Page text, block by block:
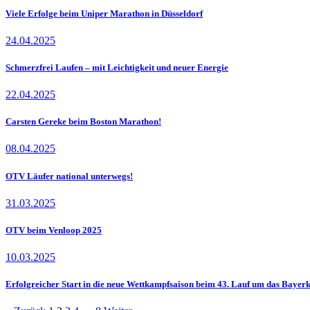
Viele Erfolge beim Uniper Marathon in Düsseldorf
24.04.2025
Schmerzfrei Laufen – mit Leichtigkeit und neuer Energie
22.04.2025
Carsten Gereke beim Boston Marathon!
08.04.2025
OTV Läufer national unterwegs!
31.03.2025
OTV beim Venloop 2025
10.03.2025
Erfolgreicher Start in die neue Wettkampfsaison beim 43. Lauf um das